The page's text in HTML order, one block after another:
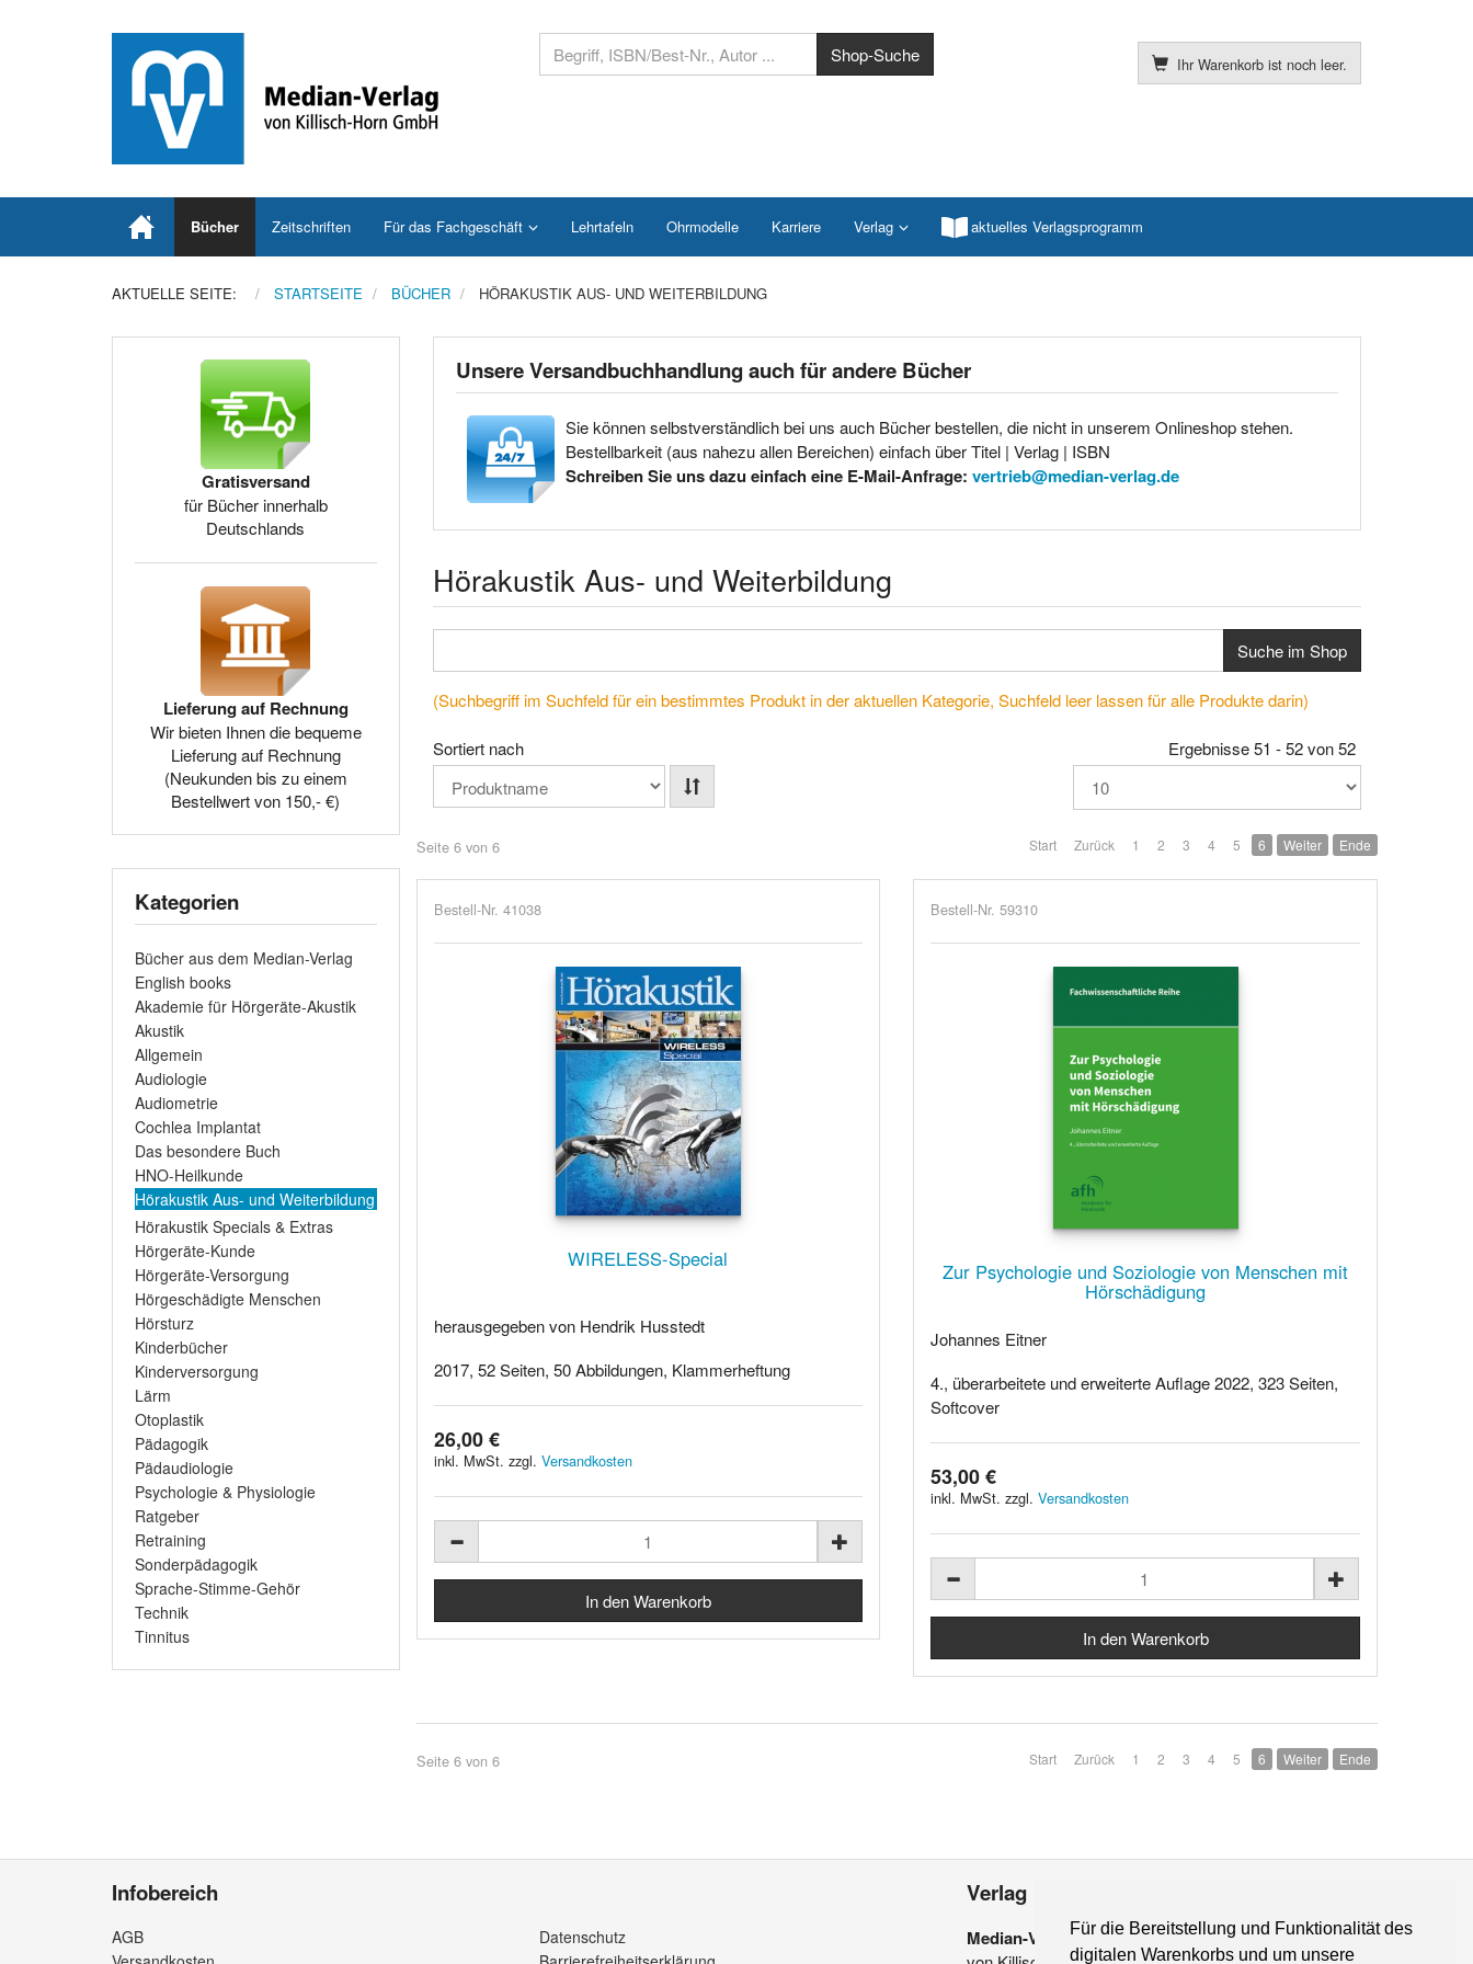
Für die Bereitstellung und Funktionalität des
digitalen Warenkorbs und um unsere
Ihr Warenkorb ist noch leer.
Bücher Zeitschriften Für das Fachgeschäft Lehrtafeln Ohrmodelle Karriere Verlag aktuelles Verlagsprogramm
AKTUELLE SEITE: STARTSEITE BÜCHER HÖRAKUSTIK AUS- UND WEITERBILDUNG
Unsere Versandbuchhandlung auch für andere Bücher
Sie können selbstverständlich bei uns auch Bücher bestellen, die nicht in unserem Onlineshop stehen.
Bestellbarkeit (aus nahezu allen Bereichen) einfach über Titel | Verlag | ISBN
Schreiben Sie uns dazu einfach eine E-Mail-Anfrage: vertrieb@median-verlag.de
Hörakustik Aus- und Weiterbildung
Suche im Shop
(Suchbegriff im Suchfeld für ein bestimmtes Produkt in der aktuellen Kategorie, Suchfeld leer lassen für alle Produkte darin)
Sortiert nach Ergebnisse 51 - 52 von 52
Seite 6 von 6 Start Zurück 1 2 3 4 5 6 Weiter Ende
Bestell-Nr. 41038
WIRELESS-Special
herausgegeben von Hendrik Husstedt
2017, 52 Seiten, 50 Abbildungen, Klammerheftung
26,00 €
inkl. MwSt. zzgl. Versandkosten
Bestell-Nr. 59310
Zur Psychologie und Soziologie von Menschen mit
Hörschädigung
Johannes Eitner
4., überarbeitete und erweiterte Auflage 2022, 323 Seiten,
Softcover
53,00 €
inkl. MwSt. zzgl.Versandkosten
Seite 6 von 6 Start Zurück 1 2 3 4 5 6 Weiter Ende
Gratisversand
für Bücher innerhalb
Deutschlands
Lieferung auf Rechnung
Wir bieten Ihnen die bequeme
Lieferung auf Rechnung
(Neukunden bis zu einem
Bestellwert von 150,- €)
Kategorien
Bücher aus dem Median-Verlag
English books
Akademie für Hörgeräte-Akustik
Akustik
Allgemein
Audiologie
Audiometrie
Cochlea Implantat
Das besondere Buch
HNO-Heilkunde
Hörakustik Aus- und Weiterbildung
Hörakustik Specials & Extras
Hörgeräte-Kunde
Hörgeräte-Versorgung
Hörgeschädigte Menschen
Hörsturz
Kinderbücher
Kinderversorgung
Lärm
Otoplastik
Pädagogik
Pädaudiologie
Psychologie & Physiologie
Ratgeber
Retraining
Sonderpädagogik
Sprache-Stimme-Gehör
Technik
Tinnitus
Infobereich
AGB
Datenschutz
Verlag
Median-Verlag